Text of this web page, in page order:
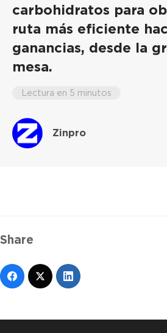
carbohidratos para
ruta más eficiente
ganancias, desde la
mesa.
Lectura en 5 minutos
Zinpro
Share